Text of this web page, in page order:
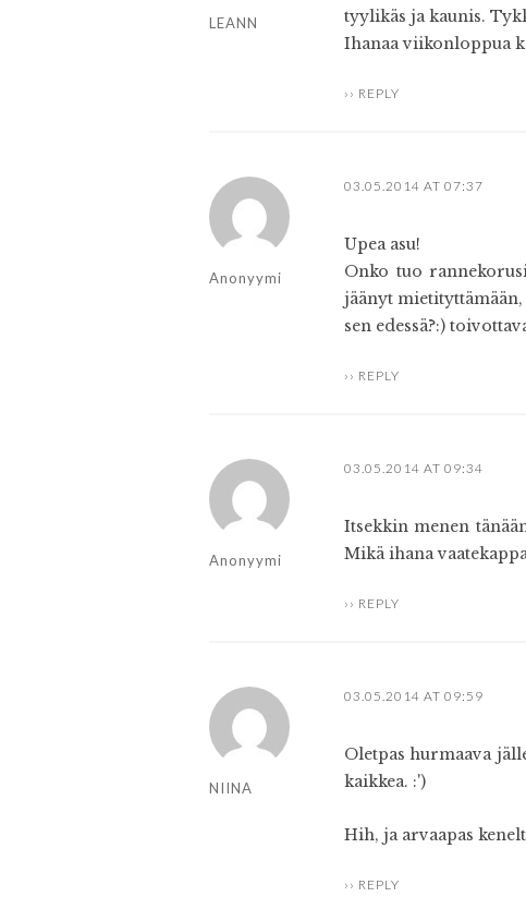
LEANN
tyylikäs ja kaunis.
Ihanaa viikonloppua
REPLY
Anonyymi
03.05.2014 AT 07:37
Upea asu!
Onko tuo
jäänyt
sen edessä?:)
REPLY
Anonyymi
03.05.2014 AT 09:34
Itsekkin menen
Mikä ihana
REPLY
NIINA
03.05.2014 AT 09:59
Oletpas hurmaava
kaikkea. :')
Hih, ja arvaapas
REPLY